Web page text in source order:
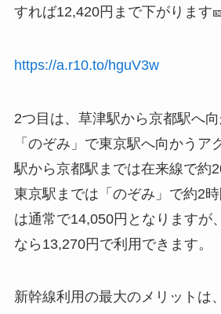
すれば12,420円まで下がります
https://a.r10.to/hguV3w
2つ目は、草津駅から京都駅へ
「のぞみ」で東京駅へ向かうア
駅から京都駅までは在来線で約
東京駅までは「のぞみ」で約2
は通常で14,050円となりますが
なら13,270円で利用できます。
新幹線利用の最大のメリットは